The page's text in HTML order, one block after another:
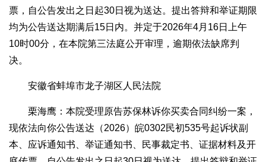
票，自公告发出之日起30日视为送达。提出答辩和举证期限
均为公告送达期满后15日内。并定于2026年4月16日上午
10时00分，在本院第三法庭公开审理，逾期依法缺席判
决。
安徽省蚌埠市龙子湖区人民法院
栗海鹰：本院受理原告苏保林诉你买卖合同纠纷一案，
现依法向你公告送达（2026）皖0302民初535号起诉状副
本、应诉通知书、举证通知书、民事裁定书、证据材料及开